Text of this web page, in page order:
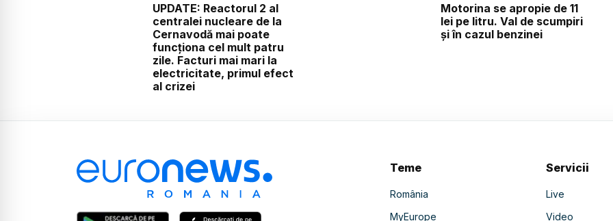
UPDATE: Reactorul 2 al
centralei nucleare de la
Cernavodă mai poate
funcționa cel mult patru
zile. Facturi mai mari la
electricitate, primul efect
al crizei
Motorina se apropie de 11
lei pe litru. Val de scumpiri
și în cazul benzinei
Teme
România
MyEurope
Servicii
Live
Video